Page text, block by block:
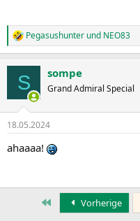
R
e
e
:
Pegasushunter und NEO83
S sompe
Grand Admiral Special
18.05.2024
ahaaaa!
Erste Vorherige